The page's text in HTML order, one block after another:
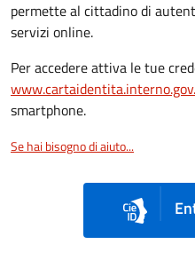
permette al cittadino di
servizi online.
Per accedere attiva le tue
smartphone.
Se hai bisogno di aiuto...